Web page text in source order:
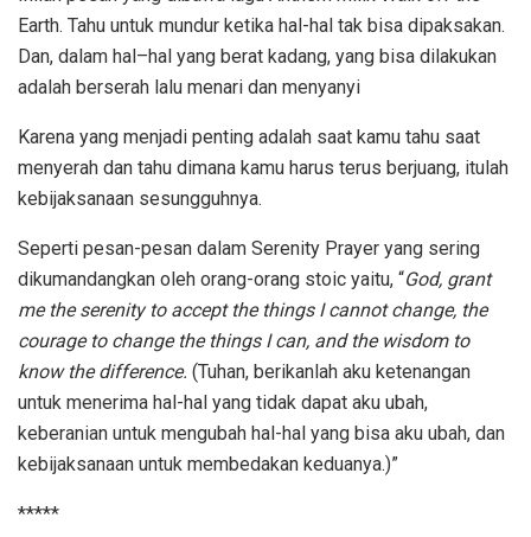
Earth. Tahu untuk mundur ketika hal-hal tak bisa dipaksakan.
Dan, dalam hal–hal yang berat kadang, yang bisa dilakukan
adalah berserah lalu menari dan menyanyi
Karena yang menjadi penting adalah saat kamu tahu saat
menyerah dan tahu dimana kamu harus terus berjuang, itulah
kebijaksanaan sesungguhnya.
Seperti pesan-pesan dalam Serenity Prayer yang sering
dikumandangkan oleh orang-orang stoic yaitu, “God, grant
me the serenity to accept the things I cannot change, the
courage to change the things I can, and the wisdom to
know the difference. (Tuhan, berikanlah aku ketenangan
untuk menerima hal-hal yang tidak dapat aku ubah,
keberanian untuk mengubah hal-hal yang bisa aku ubah, dan
kebijaksanaan untuk membedakan keduanya.)”
*****